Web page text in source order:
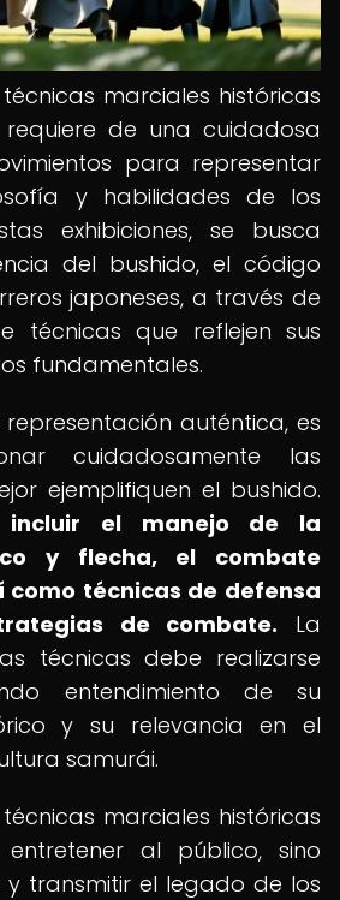
marciales históricas
de una cuidadosa
para representar
y habilidades de los
exhibiciones, se busca
del bushido, el código
japoneses, a través de
técnicas que reflejen sus
fundamentales.
auténtica, es
cuidadosamente las
ejemplifiquen el bushido.
incluir el manejo de la
y flecha, el combate
como técnicas de defensa
de combate. La
técnicas debe realizarse
entendimiento de su
y su relevancia en el
samurái.
marciales históricas
al público, sino
transmitir el legado de los